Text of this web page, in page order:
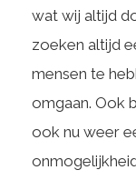
wat wij altijd
zoeken altijd
mensen te
omgaan. Ook
ook nu weer